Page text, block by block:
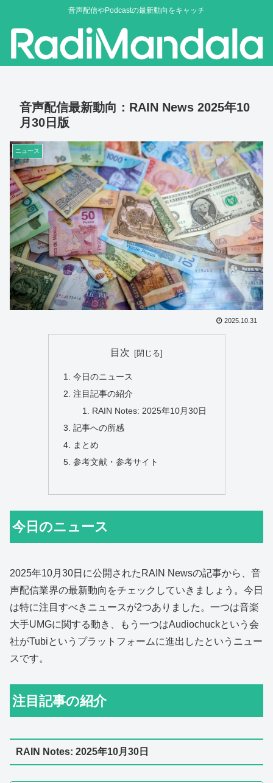
音声配信やPodcastの最新動向をキャッチ
音声配信最新動向：RAIN News 2025年10
月30日版
ニュース
2025.10.31
目次
今日のニュース
注目記事の紹介
RAIN Notes: 2025年10月30日
記事への所感
まとめ
参考文献・参考サイト
今日のニュース
2025年10月30日に公開されたRAIN Newsの記事から、音
声配信業界の最新動向をチェックしていきましょう。今日
は特に注目すべきニュースが2つありました。一つは音楽
大手UMGに関する動き、もう一つはAudiochuckという会
社がTubiというプラットフォームに進出したというニュー
スです。
注目記事の紹介
RAIN Notes: 2025年10月30日